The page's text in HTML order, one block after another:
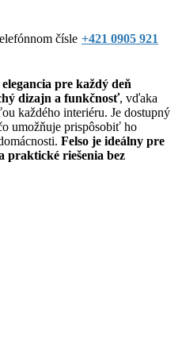
čísle +421 0905 921
pre každý deň
dizajn a funkčnosť, vďaka
každého interiéru. Je dostupný
umožňuje prispôsobiť ho
Felso je ideálny pre
praktické riešenia bez